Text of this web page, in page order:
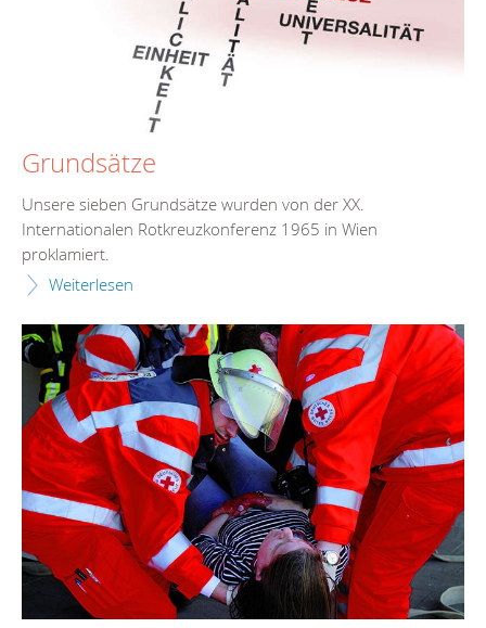
Grundsätze
Unsere sieben Grundsätze wurden von der XX.
Internationalen Rotkreuzkonferenz 1965 in Wien
proklamiert.
Weiterlesen